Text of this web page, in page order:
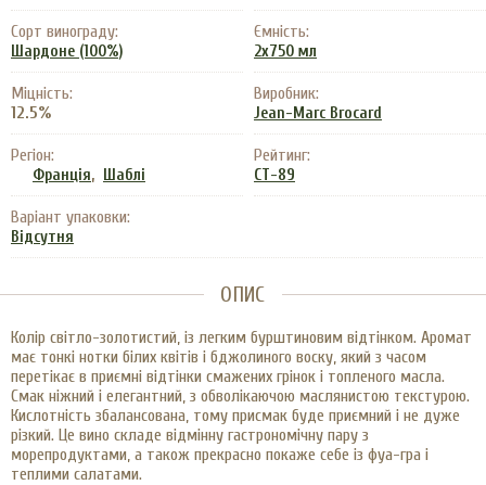
Сорт винограду:
Шардоне (100%)
Ємність:
2х750 мл
Міцність:
12.5%
Виробник:
Jean-Marc Brocard
Регіон:
Франція, Шаблі
Рейтинг:
CT-89
Варіант упаковки:
Відсутня
ОПИС
Колір світло-золотистий, із легким бурштиновим відтінком. Аромат
має тонкі нотки білих квітів і бджолиного воску, який з часом
перетікає в приємні відтінки смажених грінок і топленого масла.
Смак ніжний і елегантний, з обволікаючою маслянистою текстурою.
Кислотність збалансована, тому присмак буде приємний і не дуже
різкий. Це вино складе відмінну гастрономічну пару з
морепродуктами, а також прекрасно покаже себе із фуа-гра і
теплими салатами.